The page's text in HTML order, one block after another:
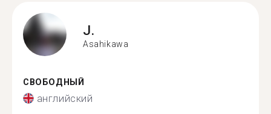
J.
Asahikawa
СВОБОДНЫЙ
английский